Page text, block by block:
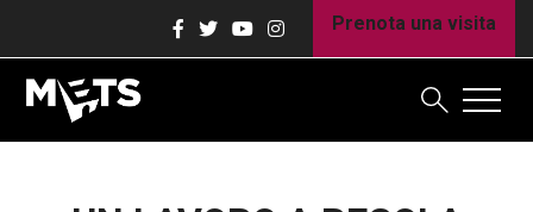
Prenota una visita